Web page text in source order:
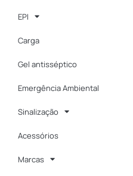
EPI
Carga
Gel antisséptico
Emergência Ambiental
Sinalização
Acessórios
Marcas